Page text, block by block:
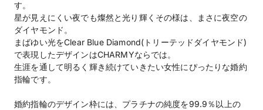
す。
星が見えにくい夜でも燦然と光り輝くその様は、まさに夜空の
ダイヤモンド。
まばゆい光をClear Blue Diamond(トリーテッドダイヤモンド)
で表現したデザインはCHARMYならでは。
生涯を通して明るく輝き続けていきたい女性にぴったりな婚約
指輪です。
婚約指輪のデザイン枠には、プラチナの純度を99.9％以上の